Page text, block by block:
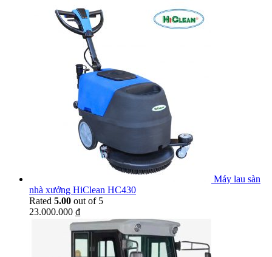
Máy lau sàn
nhà xưởng HiClean HC430
Rated 5.00 out of 5
23.000.000 ₫